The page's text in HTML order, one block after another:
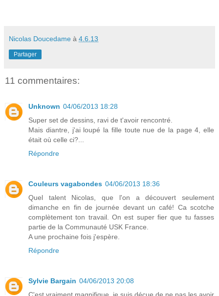
Nicolas Doucedame à 4.6.13
Partager
11 commentaires:
Unknown 04/06/2013 18:28
Super set de dessins, ravi de t'avoir rencontré.
Mais diantre, j'ai loupé la fille toute nue de la page 4, elle
était où celle ci?...
Répondre
Couleurs vagabondes 04/06/2013 18:36
Quel talent Nicolas, que l'on a découvert seulement
dimanche en fin de journée devant un café! Ca scotche
complètement ton travail. On est super fier que tu fasses
partie de la Communauté USK France.
A une prochaine fois j'espère.
Répondre
Sylvie Bargain 04/06/2013 20:08
C'est vraiment magnifique, je suis déçue de ne pas les avoir